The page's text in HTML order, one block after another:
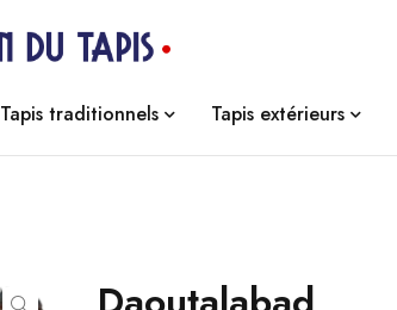
Tapis traditionnels Tapis extérieurs